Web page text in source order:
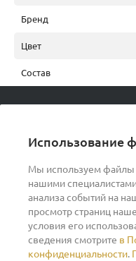
Использование
Мы используем файлы
нашими
анализа событий на
просмотр страниц
условия его
сведения смотрите в
конфиденциальности.
Бренд
Цвет
Состав
О компании
Помощь